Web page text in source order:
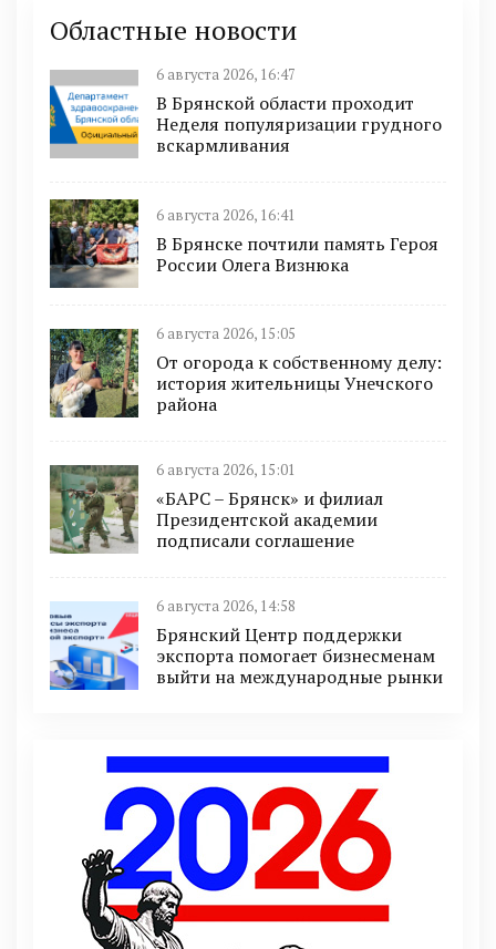
Областные новости
6 августа 2026, 16:47
В Брянской области проходит
Неделя популяризации грудного
вскармливания
6 августа 2026, 16:41
В Брянске почтили память Героя
России Олега Визнюка
6 августа 2026, 15:05
От огорода к собственному делу:
история жительницы Унечского
района
6 августа 2026, 15:01
«БАРС – Брянск» и филиал
Президентской академии
подписали соглашение
6 августа 2026, 14:58
Брянский Центр поддержки
экспорта помогает бизнесменам
выйти на международные рынки